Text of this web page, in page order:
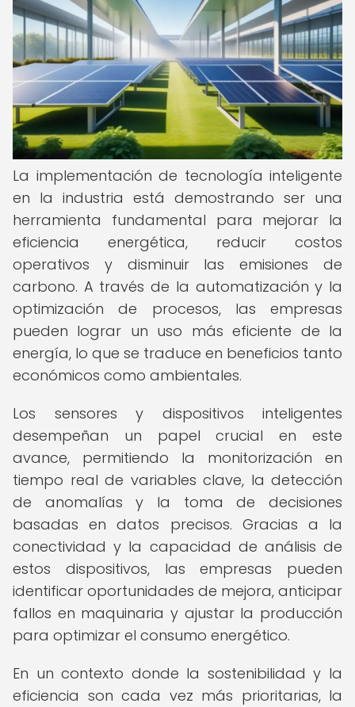
La implementación de tecnología inteligente
en la industria está demostrando ser una
herramienta fundamental para mejorar la
eficiencia energética, reducir costos
operativos y disminuir las emisiones de
carbono. A través de la automatización y la
optimización de procesos, las empresas
pueden lograr un uso más eficiente de la
energía, lo que se traduce en beneficios tanto
económicos como ambientales.
Los sensores y dispositivos inteligentes
desempeñan un papel crucial en este
avance, permitiendo la monitorización en
tiempo real de variables clave, la detección
de anomalías y la toma de decisiones
basadas en datos precisos. Gracias a la
conectividad y la capacidad de análisis de
estos dispositivos, las empresas pueden
identificar oportunidades de mejora, anticipar
fallos en maquinaria y ajustar la producción
para optimizar el consumo energético.
En un contexto donde la sostenibilidad y la
eficiencia son cada vez más prioritarias, la